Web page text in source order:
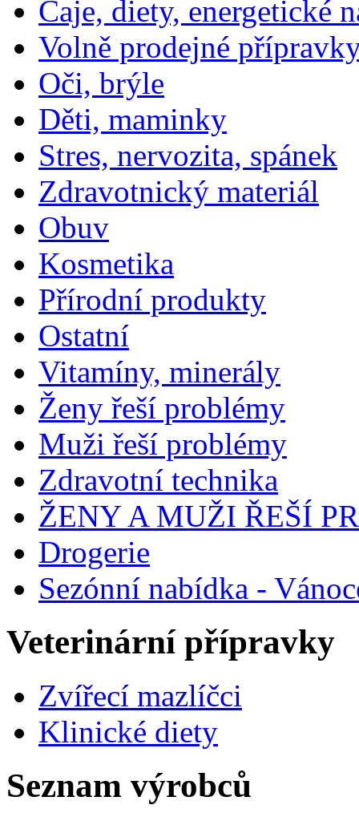
Čaje, diety, energetické
Volně prodejné
Oči, brýle
Děti, maminky
Stres, nervozita, spánek
Zdravotnický materiál
Obuv
Kosmetika
Přírodní produkty
Ostatní
Vitamíny, minerály
Ženy řeší problémy
Muži řeší problémy
Zdravotní technika
ŽENY A MUŽI ŘEŠÍ
Drogerie
Sezónní nabídka -
Veterinární přípravky
Zvířecí mazlíčci
Klinické diety
Seznam výrobců